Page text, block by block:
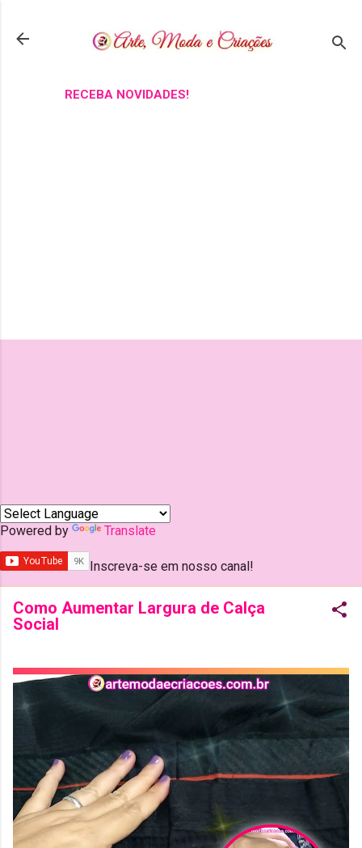
RECEBA NOVIDADES!
Powered by Translate
Inscreva-se em nosso canal!
Como Aumentar Largura de Calça
Social